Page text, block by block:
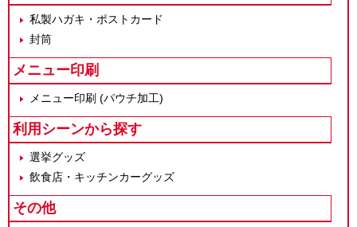
私製ハガキ・ポストカード
封筒
メニュー印刷
メニュー印刷 (パウチ加工)
利用シーンから探す
選挙グッズ
飲食店・キッチンカーグッズ
その他